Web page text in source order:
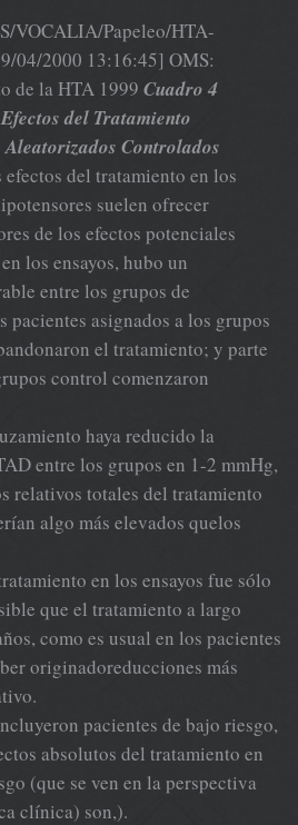
VOCALIA/Papeleo/HTA-
04/2000 13:16:45] OMS:
de la HTA 1999 Cuadro 4
del Tratamiento
Controlados
del tratamiento en los
suelen ofrecer
de los efectos potenciales
los ensayos, hubo un
entre los grupos de
pacientes asignados a los grupos
el tratamiento; y parte
control comenzaron
haya reducido la
entre los grupos en 1-2 mmHg,
relativos totales del tratamiento
algo más elevados quelos
en los ensayos fue sólo
que el tratamiento a largo
como es usual en los pacientes
originadoreducciones más
pacientes de bajo riesgo,
absolutos del tratamiento en
(que se ven en la perspectiva
clínica) son,).